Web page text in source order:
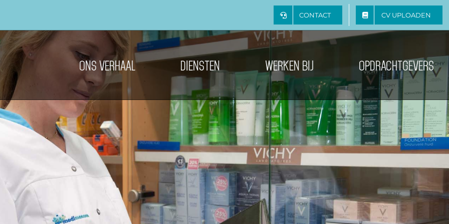
CONTACT CV UPLOADEN
ONS VERHAAL DIENSTEN WERKEN BIJ OPDRACHTGEVERS